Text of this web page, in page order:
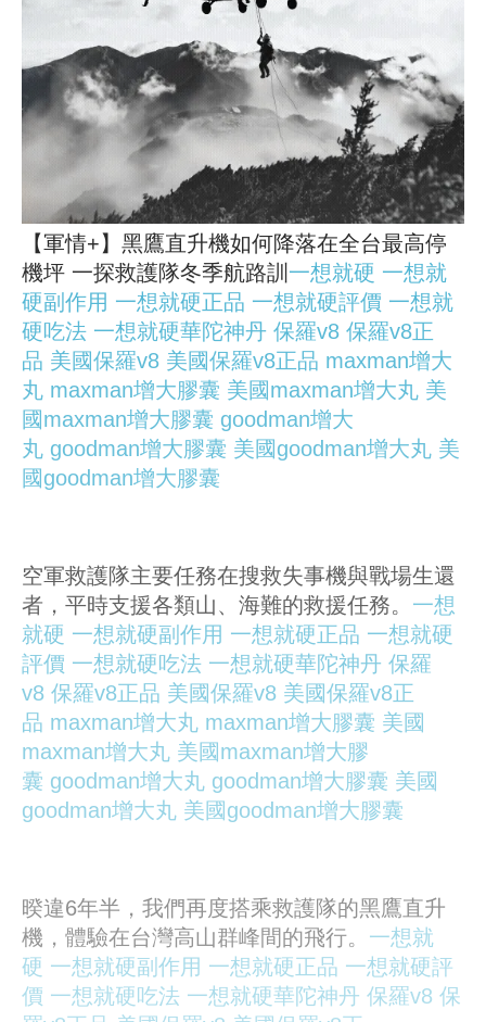
【軍情+】黑鷹直升機如何降落在全台最高停
機坪 一探救護隊冬季航路訓 一想就硬 一想就
硬副作用 一想就硬正品 一想就硬評價 一想就
硬吃法 一想就硬華陀神丹 保羅v8 保羅v8正
品 美國保羅v8 美國保羅v8正品 maxman增大
丸 maxman增大膠囊 美國maxman增大丸 美
國maxman增大膠囊 goodman增大
丸 goodman增大膠囊 美國goodman增大丸 美
國goodman增大膠囊
空軍救護隊主要任務在搜救失事機與戰場生還
者，平時支援各類山、海難的救援任務。 一想
就硬 一想就硬副作用 一想就硬正品 一想就硬
評價 一想就硬吃法 一想就硬華陀神丹 保羅
v8 保羅v8正品 美國保羅v8 美國保羅v8正
品 maxman增大丸 maxman增大膠囊 美國
maxman增大丸 美國maxman增大膠
囊 goodman增大丸 goodman增大膠囊 美國
goodman增大丸 美國goodman增大膠囊
暌違6年半，我們再度搭乘救護隊的黑鷹直升
機，體驗在台灣高山群峰間的飛行。 一想就
硬 一想就硬副作用 一想就硬正品 一想就硬評
價 一想就硬吃法 一想就硬華陀神丹 保羅v8 保